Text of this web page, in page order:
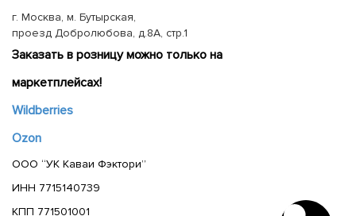
г. Москва, м. Бутырская,
проезд Добролюбова, д.8А, стр.1
Заказать в розницу можно только на
маркетплейсах!
Wildberries
Ozon
ООО “УК Каваи Фэктори”
ИНН 7715140739
КПП 771501001